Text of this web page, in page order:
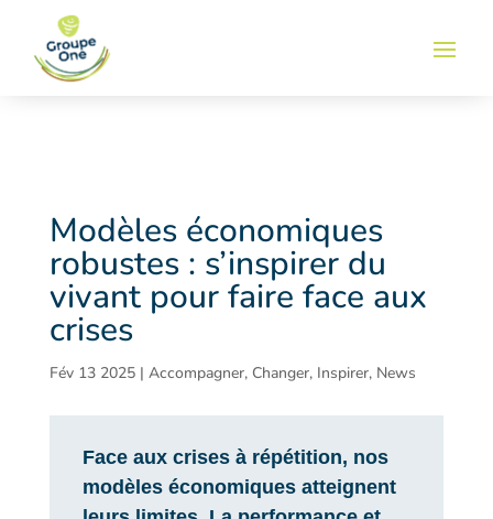
Modèles économiques
robustes : s’inspirer du
vivant pour faire face aux
crises
Fév 13 2025| Accompagner, Changer, Inspirer, News
Face aux crises à répétition, nos
modèles économiques atteignent